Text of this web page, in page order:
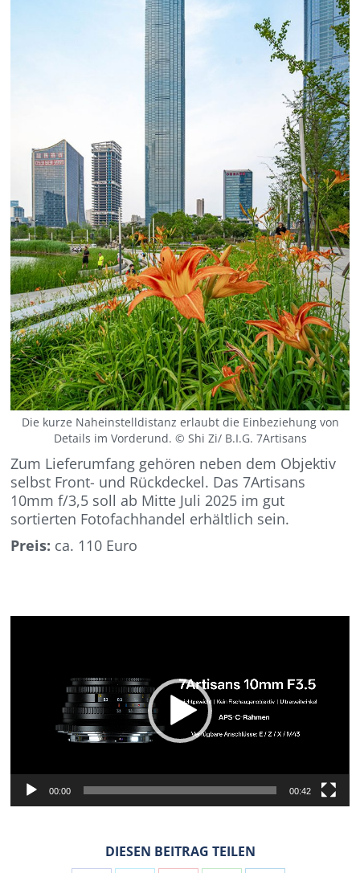
Die kurze Naheinstelldistanz erlaubt die Einbeziehung von
Details im Vorderund. © Shi Zi/ B.I.G. 7Artisans
Zum Lieferumfang gehören neben dem Objektiv
selbst Front- und Rückdeckel. Das 7Artisans
10mm f/3,5 soll ab Mitte Juli 2025 im gut
sortierten Fotofachhandel erhältlich sein.
Preis: ca. 110 Euro
00:00 00:42
DIESEN BEITRAG TEILEN